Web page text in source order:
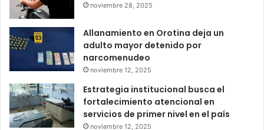
noviembre 28, 2025
Allanamiento en Orotina deja un
adulto mayor detenido por
narcomenudeo
noviembre 12, 2025
Estrategia institucional busca el
fortalecimiento atencional en
servicios de primer nivel en el país
noviembre 12, 2025